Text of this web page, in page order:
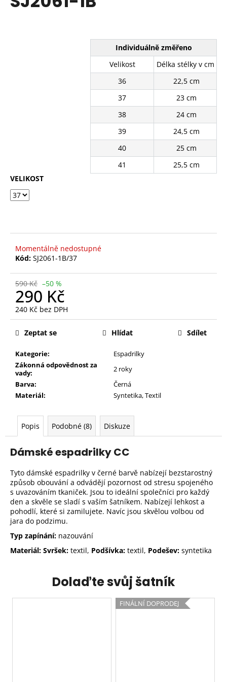
z
Individuálně změřeno
Velikost
Délka stélky v cm
36
22,5 cm
37
23 cm
38
24 cm
39
24,5 cm
40
25 cm
41
25,5 cm
VELIKOST
Momentálně nedostupné
Kód: SJ2061-1B/37
590 Kč –50 %
290 Kč
240 Kč bez DPH
Měrná
Kategorie:
Espadrilky
Zákonná odpovědnost za
vady:
2 roky
Barva:
Černá
Materiál:
Syntetika,Textil
Zeptat se Hlídat Sdílet
Popis Podobné (8) Diskuze
Dámské espadrilky CC
Tyto dámské espadrilky v černé barvě nabízejí bezstarostný
způsob obouvání a odvádějí pozornost od stresu spojeného
s uvazováním tkaniček. Jsou to ideální společníci pro každý
den a skvěle se sladí s vaším šatníkem. Nabízejí lehkost a
pohodlí, které si zamilujete. Navíc jsou skvělou volbou od
jara do podzimu.
Typ zapínání: nazouvání
Materiál: Svršek: textil, Podšívka: textil, Podešev: syntetika
Dolaďte svůj šatník
FINÁLNÍ DOPRODEJ